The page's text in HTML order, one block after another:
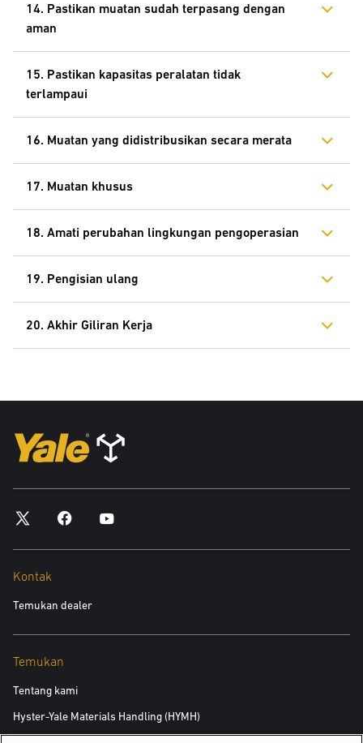
14. Pastikan muatan sudah terpasang dengan
aman
15. Pastikan kapasitas peralatan tidak
terlampaui
16. Muatan yang didistribusikan secara merata
17. Muatan khusus
18. Amati perubahan lingkungan pengoperasian
19. Pengisian ulang
20. Akhir Giliran Kerja
Kontak
Temukan dealer
Temukan
Tentang kami
Hyster-Yale Materials Handling (HYMH)